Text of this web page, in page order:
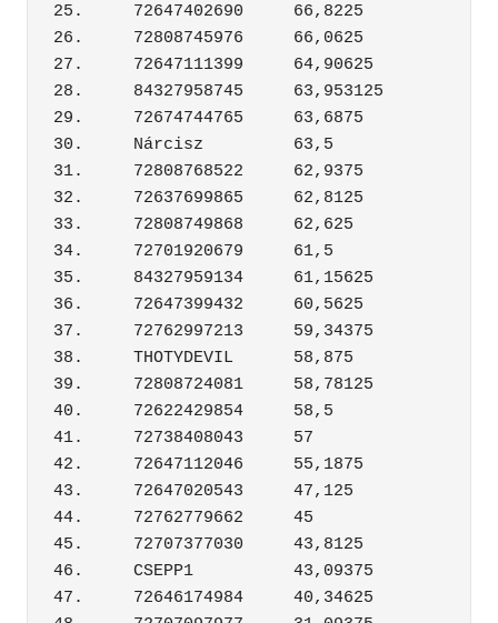
25.	72647402690	66,8225
26.	72808745976	66,0625
27.	72647111399	64,90625
28.	84327958745	63,953125
29.	72674744765	63,6875
30.	Nárcisz	        63,5
31.	72808768522	62,9375
32.	72637699865	62,8125
33.	72808749868	62,625
34.	72701920679	61,5
35.	84327959134	61,15625
36.	72647399432	60,5625
37.	72762997213	59,34375
38.	THOTYDEVIL	58,875
39.	72808724081	58,78125
40.	72622429854	58,5
41.	72738408043	57
42.	72647112046	55,1875
43.	72647020543	47,125
44.	72762779662	45
45.	72707377030	43,8125
46.	CSEPP1	        43,09375
47.	72646174984	40,34625